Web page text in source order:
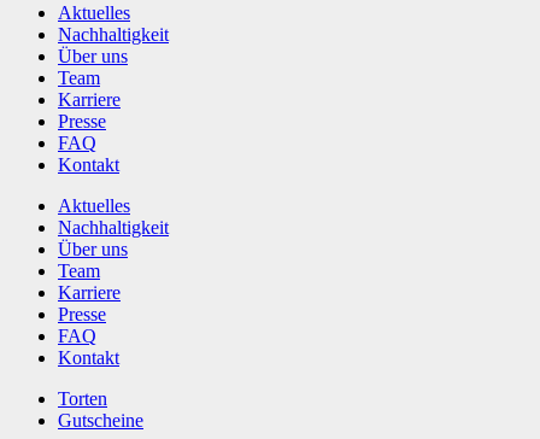
Aktuelles
Nachhaltigkeit
Über uns
Team
Karriere
Presse
FAQ
Kontakt
Aktuelles
Nachhaltigkeit
Über uns
Team
Karriere
Presse
FAQ
Kontakt
Torten
Gutscheine